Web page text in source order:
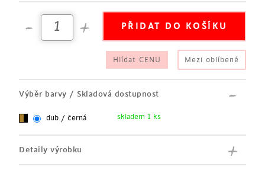
multifunkční využití
Hlídat CENU Mezi oblíbené
Výběr barvy / Skladová dostupnost
dub / černá skladem 1 ks
Detaily výrobku